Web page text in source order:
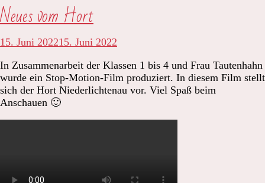
Neues vom Hort
15. Juni 202215. Juni 2022
In Zusammenarbeit der Klassen 1 bis 4 und Frau Tautenhahn
wurde ein Stop-Motion-Film produziert. In diesem Film stellt
sich der Hort Niederlichtenau vor. Viel Spaß beim
Anschauen 🙂